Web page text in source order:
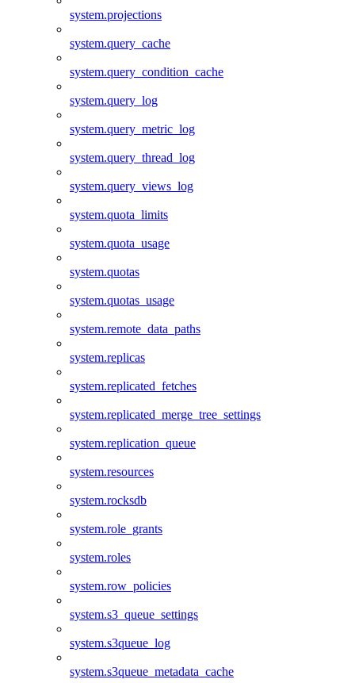
system.projections
system.query_cache
system.query_condition_cache
system.query_log
system.query_metric_log
system.query_thread_log
system.query_views_log
system.quota_limits
system.quota_usage
system.quotas
system.quotas_usage
system.remote_data_paths
system.replicas
system.replicated_fetches
system.replicated_merge_tree_settings
system.replication_queue
system.resources
system.rocksdb
system.role_grants
system.roles
system.row_policies
system.s3_queue_settings
system.s3queue_log
system.s3queue_metadata_cache